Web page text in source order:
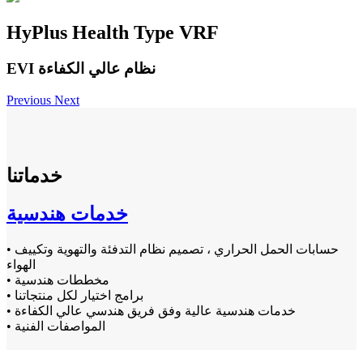
HyPlus Health Type VRF
EVI نظام عالي الكفاءة
Previous Next
خدماتنا
خدمات هندسية
• حسابات الحمل الحراري ، تصميم نظام التدفئة والتهوية وتكييف
الهواء
• مخططات هندسية
• برامج اختيار لكل منتجاتنا
• خدمات هندسية عالية وفق فريق هندسي عالي الكفاءة
• المواصفات الفنية